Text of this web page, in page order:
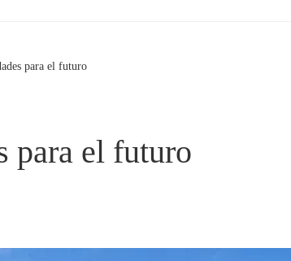
para el futuro
para el futuro